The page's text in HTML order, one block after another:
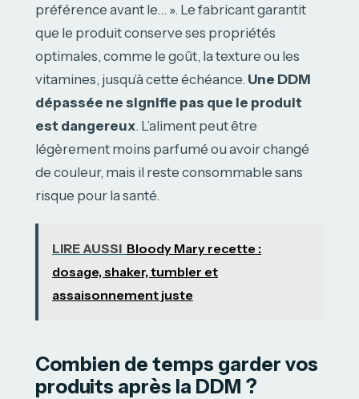
préférence avant le… ». Le fabricant garantit
que le produit conserve ses propriétés
optimales, comme le goût, la texture ou les
vitamines, jusqu’à cette échéance. Une DDM
dépassée ne signifie pas que le produit
est dangereux. L’aliment peut être
légèrement moins parfumé ou avoir changé
de couleur, mais il reste consommable sans
risque pour la santé.
LIRE AUSSI Bloody Mary recette :
dosage, shaker, tumbler et
assaisonnement juste
Combien de temps garder vos
produits après la DDM ?